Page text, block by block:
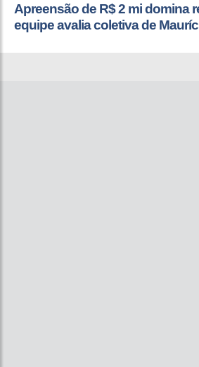
Apreensão de R$ 2 mi domina
equipe avalia coletiva de